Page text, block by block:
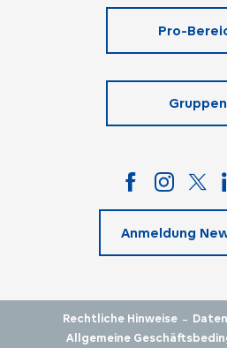
Pro-
Gruppen
Anmeldung
Rechtliche Hinweise -
Allgemeine